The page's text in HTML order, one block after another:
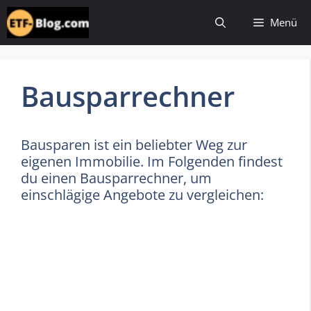
Zum
Inhalt
springen
Menü
Bausparrechner
Bausparen ist ein beliebter Weg zur
eigenen Immobilie. Im Folgenden findest
du einen Bausparrechner, um
einschlägige Angebote zu vergleichen: